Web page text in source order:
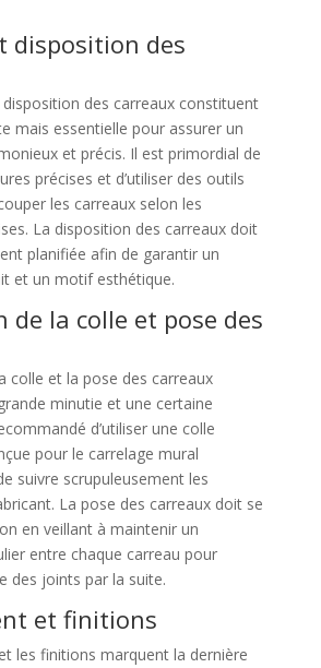
disposition des
des carreaux constituent
mais essentielle pour assurer un
et précis. Il est primordial de
précises et d’utiliser des outils
les carreaux selon les
La disposition des carreaux doit
planifiée afin de garantir un
et un motif esthétique.
de la colle et pose des
colle et la pose des carreaux
minutie et une certaine
d’utiliser une colle
pour le carrelage mural
suivre scrupuleusement les
La pose des carreaux doit se
en veillant à maintenir un
entre chaque carreau pour
des joints par la suite.
et finitions
les finitions marquent la dernière